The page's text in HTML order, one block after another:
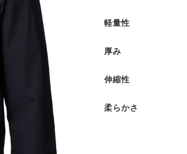
軽量性
厚み
伸縮性
柔らかさ